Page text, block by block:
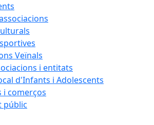
Veïnals
i entitats
d'Infants i Adolescents
i comerços
públic